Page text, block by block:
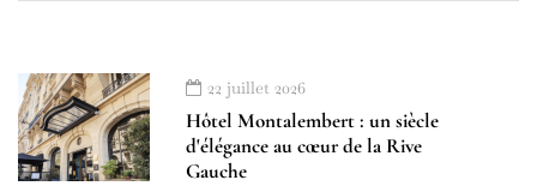
22 juillet 2026
Hôtel Montalembert : un siècle
d'élégance au cœur de la Rive
Gauche